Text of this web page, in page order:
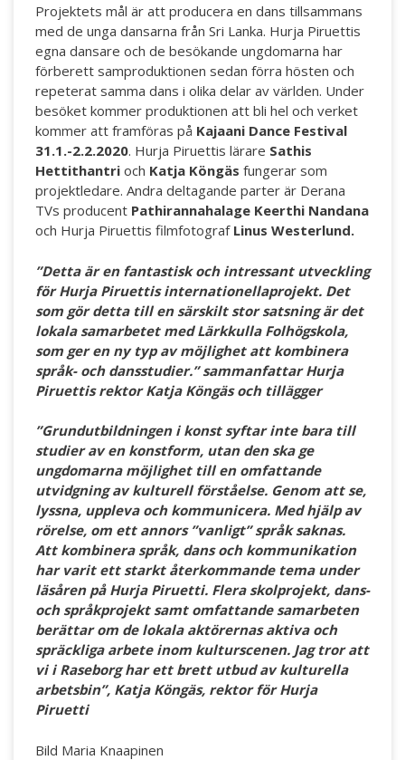
Projektets mål är att producera en dans tillsammans
med de unga dansarna från Sri Lanka. Hurja Piruettis
egna dansare och de besökande ungdomarna har
förberett samproduktionen sedan förra hösten och
repeterat samma dans i olika delar av världen. Under
besöket kommer produktionen att bli hel och verket
kommer att framföras på Kajaani Dance Festival
31.1.-2.2.2020. Hurja Piruettis lärare Sathis
Hettithantri och Katja Köngäs fungerar som
projektledare. Andra deltagande parter är Derana
TVs producent Pathirannahalage Keerthi Nandana
och Hurja Piruettis filmfotograf Linus Westerlund.
”Detta är en fantastisk och intressant utveckling
för Hurja Piruettis internationellaprojekt. Det
som gör detta till en särskilt stor satsning är det
lokala samarbetet med Lärkkulla Folhögskola,
som ger en ny typ av möjlighet att kombinera
språk- och dansstudier.” sammanfattar Hurja
Piruettis rektor Katja Köngäs och tillägger
”Grundutbildningen i konst syftar inte bara till
studier av en konstform, utan den ska ge
ungdomarna möjlighet till en omfattande
utvidgning av kulturell förståelse. Genom att se,
lyssna, uppleva och kommunicera. Med hjälp av
rörelse, om ett annors ”vanligt” språk saknas.
Att kombinera språk, dans och kommunikation
har varit ett starkt återkommande tema under
läsåren på Hurja Piruetti. Flera skolprojekt, dans-
och språkprojekt samt omfattande samarbeten
berättar om de lokala aktörernas aktiva och
spräckliga arbete inom kulturscenen. Jag tror att
vi i Raseborg har ett brett utbud av kulturella
arbetsbin”, Katja Köngäs, rektor för Hurja
Piruetti
Bild Maria Knaapinen